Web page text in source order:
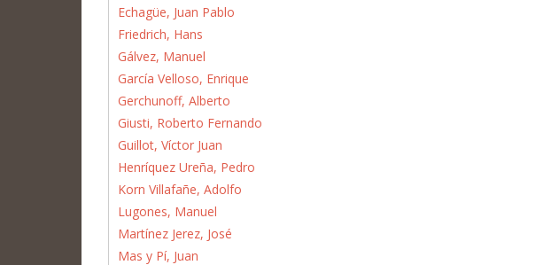
Echagüe, Juan Pablo
Friedrich, Hans
Gálvez, Manuel
García Velloso, Enrique
Gerchunoff, Alberto
Giusti, Roberto Fernando
Guillot, Víctor Juan
Henríquez Ureña, Pedro
Korn Villafañe, Adolfo
Lugones, Manuel
Martínez Jerez, José
Mas y Pí, Juan